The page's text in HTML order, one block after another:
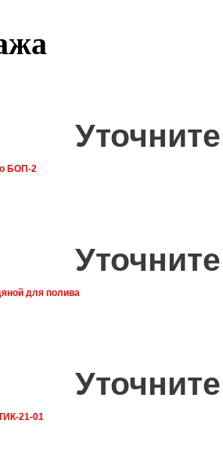
БОП-2
для полива
21-01